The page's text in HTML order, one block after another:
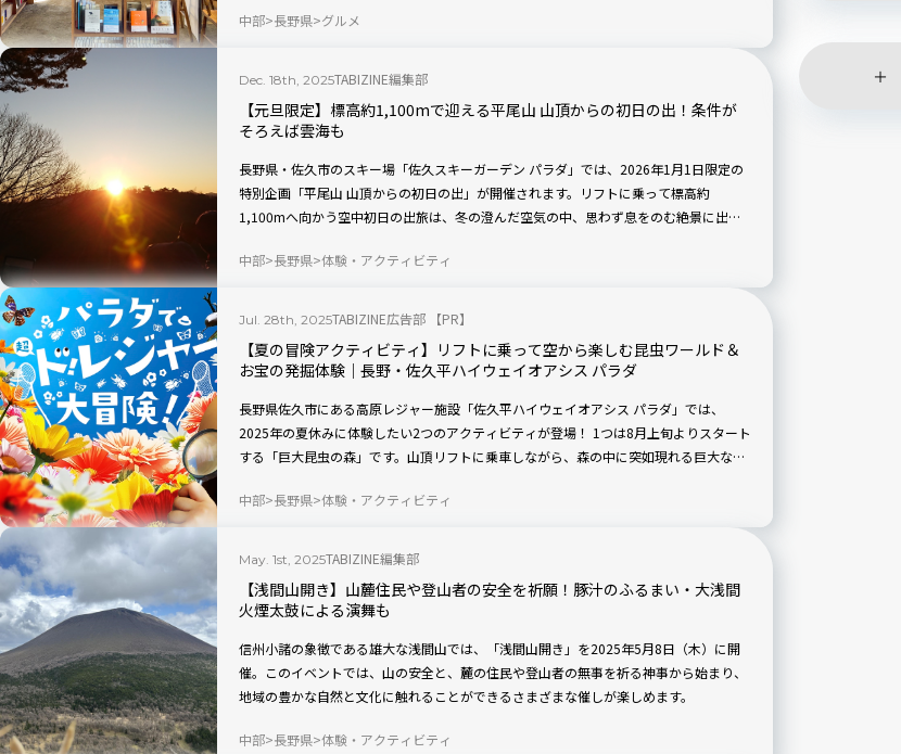
い思いの時間を過ごせます。観光やグルメを詰め込むアクティブな旅とは違い、気持ち
にゆとりを持ち、素直な自分で心を整える旅をしたい。そんな旅のスタイルに寄り添っ
てくれるカフェ「哲学と甘いもの」は松本市で立ち寄りたい一軒です。
中部 長野県 グルメ
Dec. 18th, 2025TABIZINE編集部
【元旦限定】標高約1,100mで迎える平尾山 山頂からの初日の出！条件が
そろえば雲海も
長野県・佐久市のスキー場「佐久スキーガーデン パラダ」では、2026年1月1日限定の
特別企画「平尾山 山頂からの初日の出」が開催されます。リフトに乗って標高約
1,100mへ向かう空中初日の出旅は、冬の澄んだ空気の中、思わず息をのむ絶景に出会
ば雲海が見えることも。家族旅行の思い出づくりにも、写真好きの撮影旅にもぴったり
中部 長野県 体験・アクティビティ
Jul. 28th, 2025TABIZINE広告部 【PR】
【夏の冒険アクティビティ】リフトに乗って空から楽しむ昆虫ワールド＆
お宝の発掘体験｜長野・佐久平ハイウェイオアシス パラダ
長野県佐久市にある高原レジャー施設「佐久平ハイウェイオアシス パラダ」では、
2025年の夏休みに体験したい2つのアクティビティが登場！ 1つは8月上旬よりスタート
する「巨大昆虫の森」です。山頂リフトに乗車しながら、森の中に突如現れる巨大なカ
は、7月26日～8月31日の夏休み期間に毎日開催される発掘体験「お宝ハンター」。子
中部 長野県 体験・アクティビティ
May. 1st, 2025TABIZINE編集部
【浅間山開き】山麓住民や登山者の安全を祈願！豚汁のふるまい・大浅間
火煙太鼓による演舞も
信州小諸の象徴である雄大な浅間山では、「浅間山開き」を2025年5月8日（木）に開
催。このイベントでは、山の安全と、麓の住民や登山者の無事を祈る神事から始まり、
地域の豊かな自然と文化に触れることができるさまざまな催しが楽しめます。
中部 長野県 体験・アクティビティ